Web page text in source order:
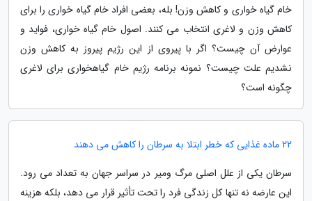
خام گیاه خواری و کاهش وزن! بله، بعضی افراد خام گیاه خواری را برای
کاهش وزن و لاغری انتخاب می کنند. اصول خام گیاه خواری، فواید و
عوارض آن چیست؟ اگر با پیروی از این رژیم پیروز به کاهش وزن
نشدیم علت چیست؟ نمونه برنامه رژیم خام گیاهخواری برای لاغری
چگونه است؟
22 ماده غذایی که خطر ابتلا به سرطان را کاهش می دهند
سرطان یکی از علل اصلی مرگ ومیر در سراسر جهان به تعداد می رود.
این عارضه نه تنها کل زندگی فرد را تحت تأثیر قرار می دهد، بلکه هزینه